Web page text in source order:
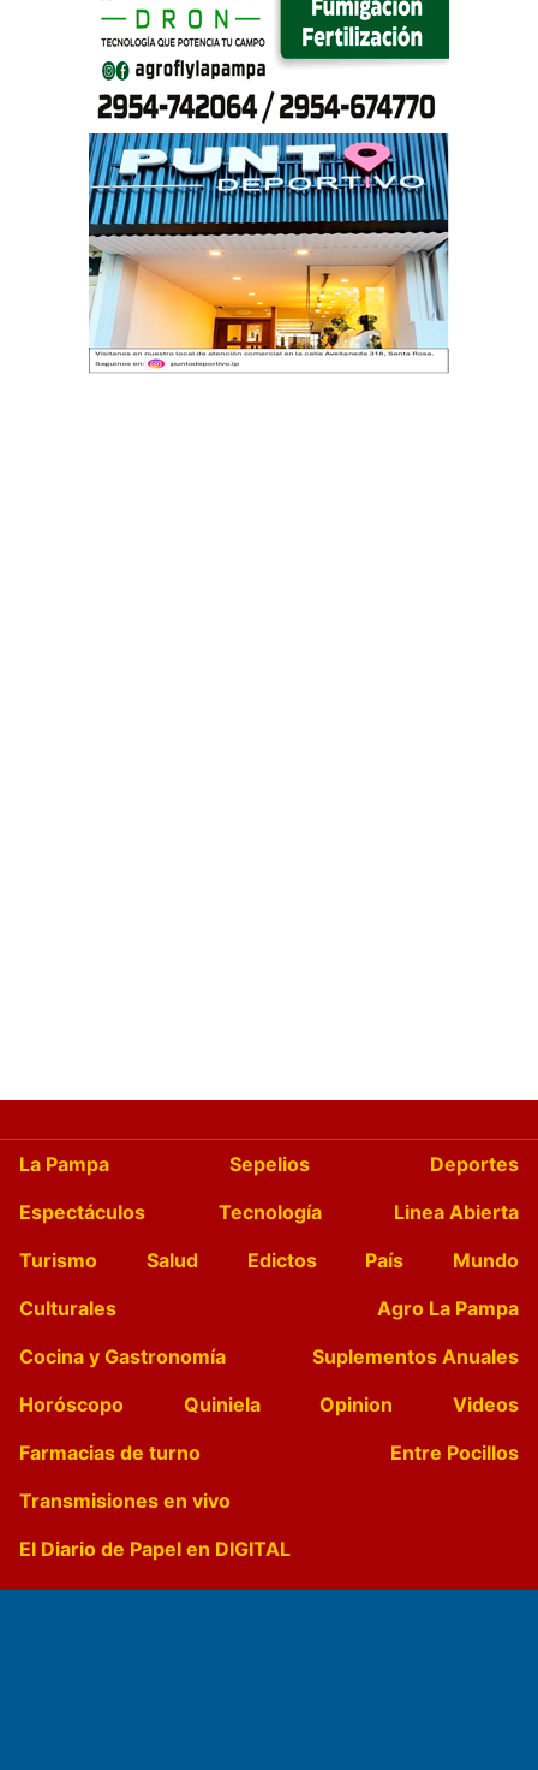
La Pampa Sepelios
Deportes
Espectáculos
Tecnología
Linea Abierta
Turismo
Salud Edictos País
Mundo
Culturales
Agro La Pampa
Cocina y Gastronomía
Suplementos Anuales
Horóscopo
Quiniela Opinion
Videos
Farmacias de turno
Entre Pocillos
Transmisiones en vivo
El Diario de Papel en DIGITAL